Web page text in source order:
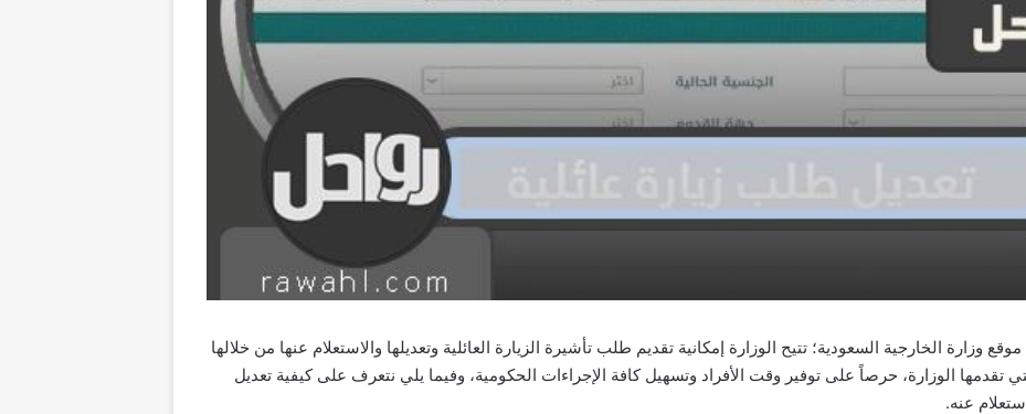
وزارة الخارجية السعودية؛ تتيح الوزارة إمكانية تقديم طلب تأشيرة الزيارة العائلية وتعديلها والاستعلام عنها من خلالها
تقدمها الوزارة، حرصاً على توفير وقت الأفراد وتسهيل كافة الإجراءات الحكومية، وفيما يلي نتعرف على كيفية تعديل
عنه.